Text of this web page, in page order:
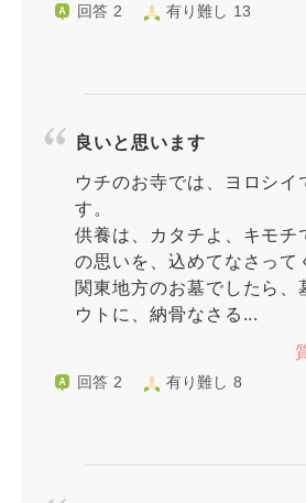
回答 2 有り難し 13
良いと思います
ウチのお寺では、ヨロシイ
す。
供養は、カタチよ、キモチ
の思いを、込めてなさって
関東地方のお墓でしたら、
ウトに、納骨なさる...
回答 2 有り難し 8